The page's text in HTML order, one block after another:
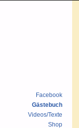
Facebook
Gästebuch
Videos/Texte
Shop